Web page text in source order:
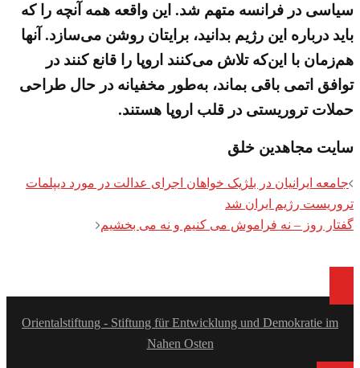
سیاسی در فرانسه متهم شد. این واقعه همه آنچه را که
باید درباره این رژیم بدانید، برایتان روشن می‌سازد. آنها
هم‌زمان با این‌که تلاش می‌کنند اروپا را قانع کنند در
توافق اتمی باقی بماند، به‌طور مخفیانه در حال طراحی
حملات تروریستی در قلب اروپا هستند.
سایت مجاهدین خلق
Post
navigation
جامعه ایرانیان در بلژیک خواهان اجرای عدالت در مورد دیپلمات
تروریست رژیم ایران شد
گفتار روز – نه فراموش می کنیم و نه می بخشیم
Orientalstiftung - Stiftung für Entwicklung und Demokratie im
Nahen Osten